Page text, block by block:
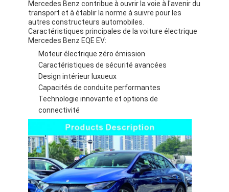
Mercedes Benz contribue à ouvrir la voie à l'avenir du
transport et à établir la norme à suivre pour les
autres constructeurs automobiles.
Caractéristiques principales de la voiture électrique
Mercedes Benz EQE EV:
Moteur électrique zéro émission
Caractéristiques de sécurité avancées
Design intérieur luxueux
Capacités de conduite performantes
Technologie innovante et options de
connectivité